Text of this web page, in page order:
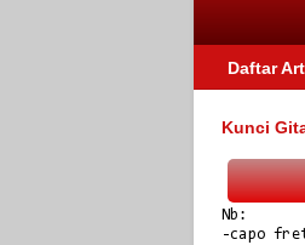
Daftar
Kunci
Nb:
-capo